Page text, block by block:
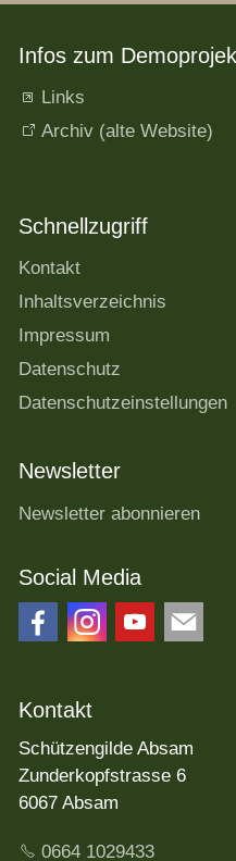
Infos zum
Links
Archiv (alte Website)
Schnellzugriff
Kontakt
Inhaltsverzeichnis
Impressum
Datenschutz
Datenschutzeinstellungen
Newsletter
Newsletter abonnieren
Social Media
Kontakt
Schützengilde Absam
Zunderkopfstrasse 6
6067 Absam
0664 1029433